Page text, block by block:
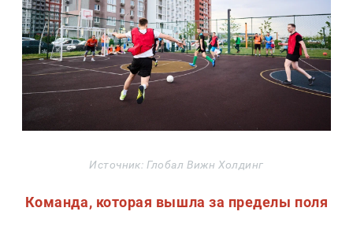
Источник: Глобал Вижн Холдинг
Команда, которая вышла за пределы поля